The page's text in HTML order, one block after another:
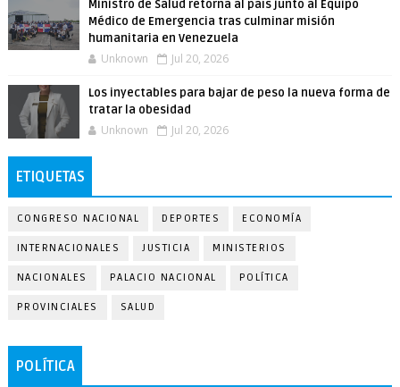
Ministro de Salud retorna al país junto al Equipo
Médico de Emergencia tras culminar misión
humanitaria en Venezuela
Unknown Jul 20, 2026
Los inyectables para bajar de peso la nueva forma de
tratar la obesidad
Unknown Jul 20, 2026
ETIQUETAS
CONGRESO NACIONAL DEPORTES ECONOMÍA
INTERNACIONALES JUSTICIA MINISTERIOS
NACIONALES PALACIO NACIONAL POLÍTICA
PROVINCIALES SALUD
POLÍTICA